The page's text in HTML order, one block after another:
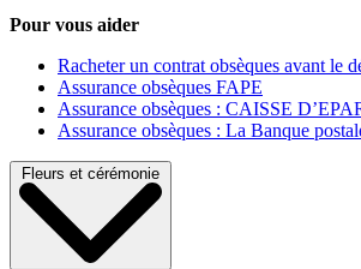
Pour vous aider
Racheter un contrat obsèques avant le
Assurance obsèques FAPE
Assurance obsèques : CAISSE
Assurance obsèques : La Banque
Fleurs et cérémonie